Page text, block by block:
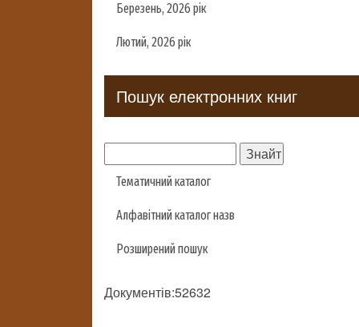
Березень, 2026 рік
Лютий, 2026 рік
Пошук електронних книг
Тематичний каталог
Алфавітний каталог назв
Розширений пошук
Документів:52632